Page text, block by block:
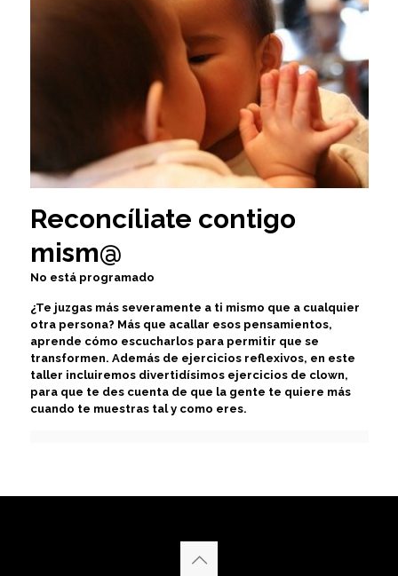
Reconcíliate contigo
mism@
No está programado
¿Te juzgas más severamente a ti mismo que a cualquier
otra persona? Más que acallar esos pensamientos,
aprende cómo escucharlos para permitir que se
transformen. Además de ejercicios reflexivos, en este
taller incluiremos divertidísimos ejercicios de clown,
para que te des cuenta de que la gente te quiere más
cuando te muestras tal y como eres.